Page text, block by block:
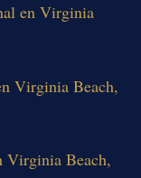
en Virginia
Virginia Beach,
Virginia Beach,